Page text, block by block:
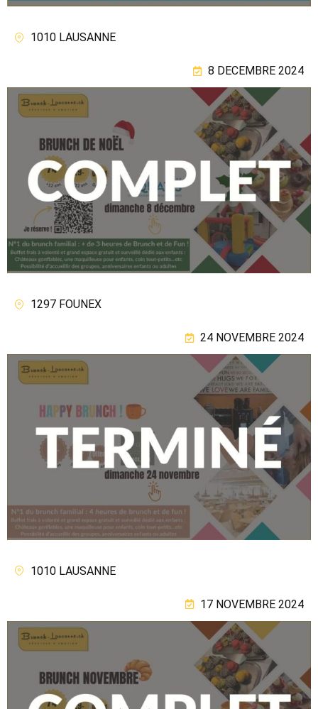
1010 LAUSANNE
8 DECEMBRE 2024
1297 FOUNEX
24 NOVEMBRE 2024
1010 LAUSANNE
17 NOVEMBRE 2024